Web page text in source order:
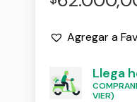
Agregar a
Llega
VIER)